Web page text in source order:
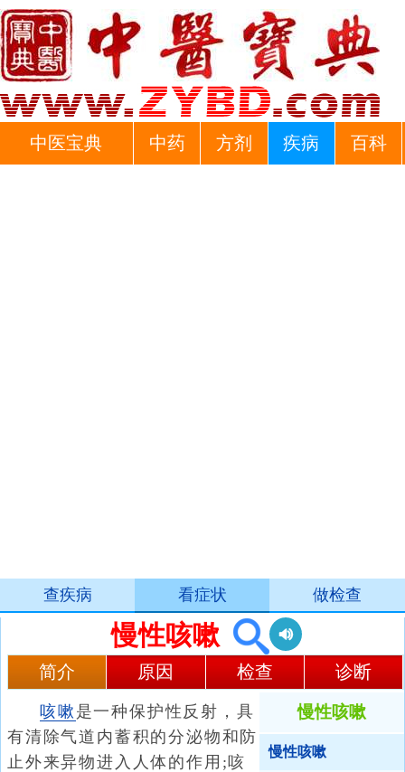
中医宝典 中药 方剂 疾病 百科
查疾病 看症状 做检查
慢性咳嗽
简介 原因 检查 诊断
慢性咳嗽
慢性咳嗽
咳嗽 是一种保护性反射，具
有清除气道内蓄积的分泌物和防
止外来异物进入人体的作用;咳